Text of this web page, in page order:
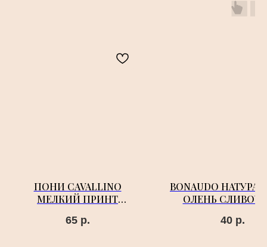
ПОНИ CAVALLINO
МЕЛКИЙ ПРИНТ
65 р.
BONAUDO
ОЛЕНЬ
40 р.